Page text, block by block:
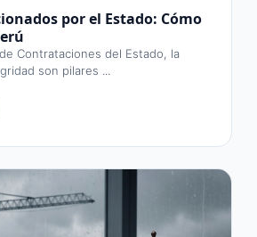
por el Estado: Cómo
Contrataciones del Estado, la
son pilares ...